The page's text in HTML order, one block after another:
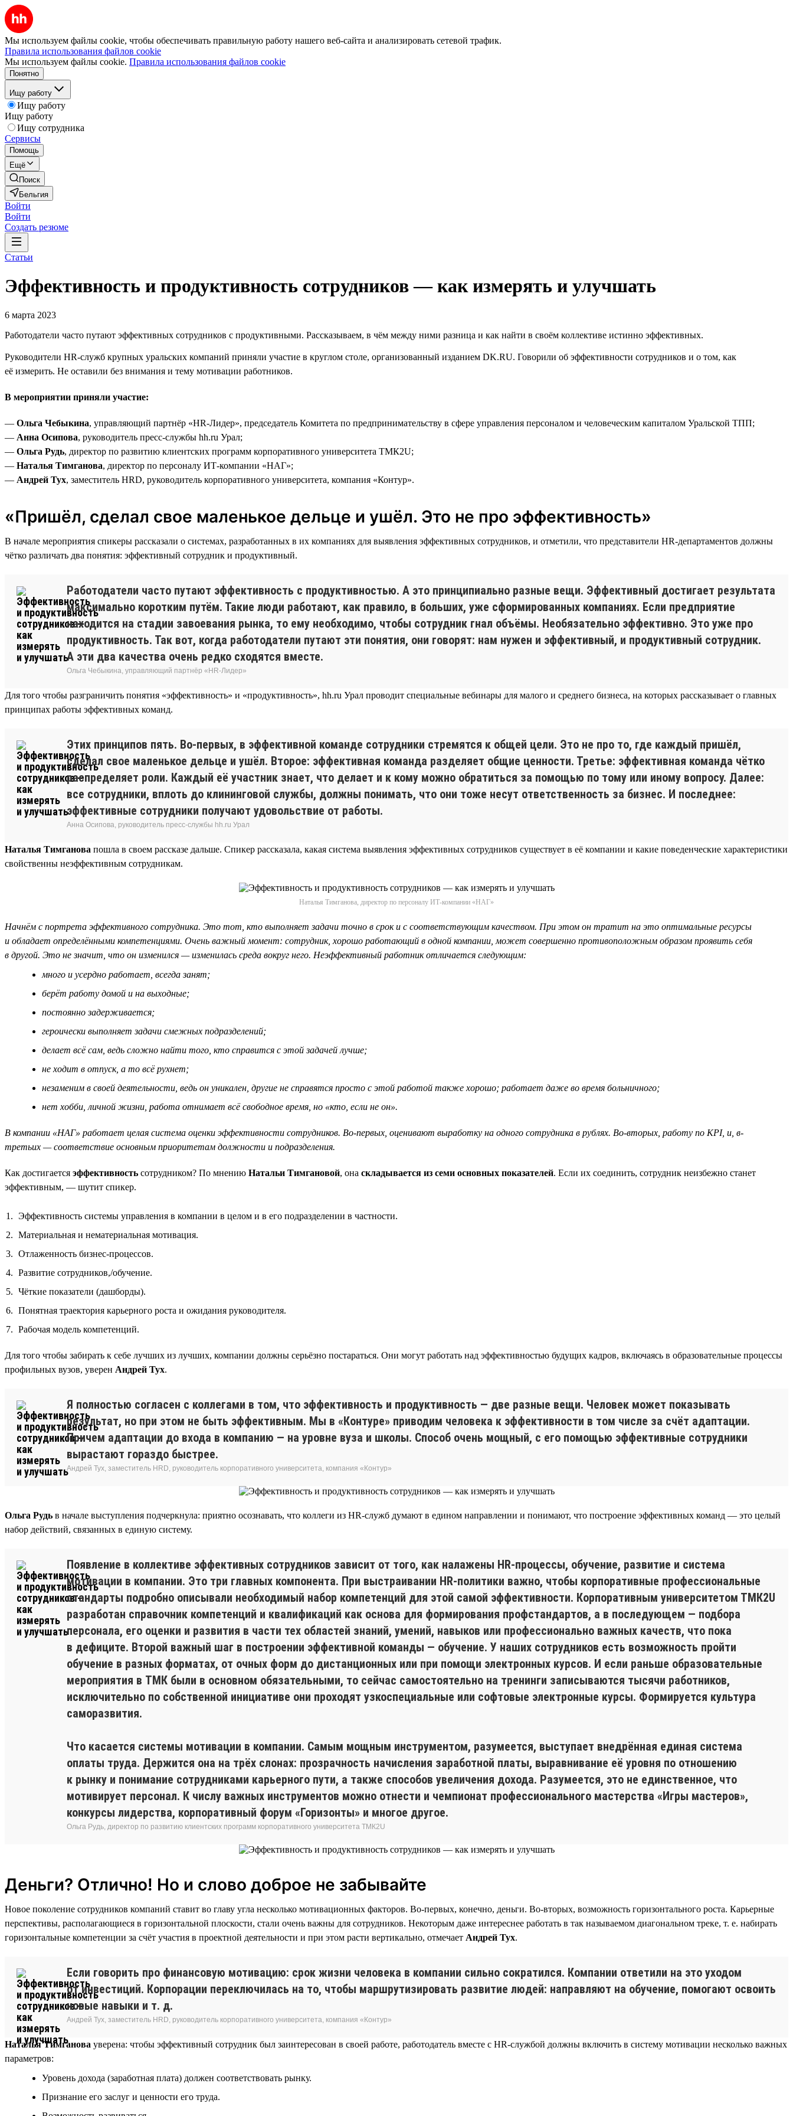
Мы используем файлы cookie, чтобы обеспечивать правильную работу нашего веб-сайта и анализировать сетевой трафик.
Правила использования файлов cookie
Мы используем файлы cookie. Правила использования файлов cookie
Понятно
Ищу работу
Ищу работу
Ищу работу
Ищу сотрудника
Сервисы
Помощь
Ещё
Поиск
Бельгия
Войти
Войти
Создать резюме
Статьи
Эффективность и продуктивность сотрудников — как измерять и улучшать
6 марта 2023
Работодатели часто путают эффективных сотрудников с продуктивными. Рассказываем, в чём между ними разница и как найти в своём коллективе истинно эффективных.
Руководители HR-служб крупных уральских компаний приняли участие в круглом столе, организованный изданием DK.RU. Говорили об эффективности сотрудников и о том, как
её измерить. Не оставили без внимания и тему мотивации работников.
В мероприятии приняли участие:
— Ольга Чебыкина, управляющий партнёр «HR-Лидер», председатель Комитета по предпринимательству в сфере управления персоналом и человеческим капиталом Уральской ТПП;
— Анна Осипова, руководитель пресс-службы hh.ru Урал;
— Ольга Рудь, директор по развитию клиентских программ корпоративного университета ТМК2U;
— Наталья Тимганова, директор по персоналу ИТ-компании «НАГ»;
— Андрей Тух, заместитель HRD, руководитель корпоративного университета, компания «Контур».
«Пришёл, сделал свое маленькое дельце и ушёл. Это не про эффективность»
В начале мероприятия спикеры рассказали о системах, разработанных в их компаниях для выявления эффективных сотрудников, и отметили, что представители HR-департаментов должны
чётко различать два понятия: эффективный сотрудник и продуктивный.
Работодатели часто путают эффективность с продуктивностью. А это принципиально разные вещи. Эффективный достигает результата
максимально коротким путём. Такие люди работают, как правило, в больших, уже сформированных компаниях. Если предприятие
находится на стадии завоевания рынка, то ему необходимо, чтобы сотрудник гнал объёмы. Необязательно эффективно. Это уже про
продуктивность. Так вот, когда работодатели путают эти понятия, они говорят: нам нужен и эффективный, и продуктивный сотрудник.
А эти два качества очень редко сходятся вместе.
Ольга Чебыкина, управляющий партнёр «HR-Лидер»
Для того чтобы разграничить понятия «эффективность» и «продуктивность», hh.ru Урал проводит специальные вебинары для малого и среднего бизнеса, на которых рассказывает о главных
принципах работы эффективных команд.
Этих принципов пять. Во-первых, в эффективной команде сотрудники стремятся к общей цели. Это не про то, где каждый пришёл,
сделал свое маленькое дельце и ушёл. Второе: эффективная команда разделяет общие ценности. Третье: эффективная команда чётко
распределяет роли. Каждый её участник знает, что делает и к кому можно обратиться за помощью по тому или иному вопросу. Далее:
все сотрудники, вплоть до клининговой службы, должны понимать, что они тоже несут ответственность за бизнес. И последнее:
эффективные сотрудники получают удовольствие от работы.
Анна Осипова, руководитель пресс-службы hh.ru Урал
Наталья Тимганова пошла в своем рассказе дальше. Спикер рассказала, какая система выявления эффективных сотрудников существует в её компании и какие поведенческие характеристики
свойственны неэффективным сотрудникам.
Наталья Тимганова, директор по персоналу ИТ-компании «НАГ»
Начнём с портрета эффективного сотрудника. Это тот, кто выполняет задачи точно в срок и с соответствующим качеством. При этом он тратит на это оптимальные ресурсы
и обладает определёнными компетенциями. Очень важный момент: сотрудник, хорошо работающий в одной компании, может совершенно противоположным образом проявить себя
в другой. Это не значит, что он изменился — изменилась среда вокруг него. Неэффективный работник отличается следующим:
много и усердно работает, всегда занят;
берёт работу домой и на выходные;
постоянно задерживается;
героически выполняет задачи смежных подразделений;
делает всё сам, ведь сложно найти того, кто справится с этой задачей лучше;
не ходит в отпуск, а то всё рухнет;
незаменим в своей деятельности, ведь он уникален, другие не справятся просто с этой работой также хорошо; работает даже во время больничного;
нет хобби, личной жизни, работа отнимает всё свободное время, но «кто, если не он».
В компании «НАГ» работает целая система оценки эффективности сотрудников. Во-первых, оценивают выработку на одного сотрудника в рублях. Во-вторых, работу по KPI, и, в-
третьих — соответствие основным приоритетам должности и подразделения.
Как достигается эффективность сотрудником? По мнению Натальи Тимгановой, она складывается из семи основных показателей. Если их соединить, сотрудник неизбежно станет
эффективным, — шутит спикер.
Эффективность системы управления в компании в целом и в его подразделении в частности.
Материальная и нематериальная мотивация.
Отлаженность бизнес-процессов.
Развитие сотрудников,/обучение.
Чёткие показатели (дашборды).
Понятная траектория карьерного роста и ожидания руководителя.
Рабочая модель компетенций.
Для того чтобы забирать к себе лучших из лучших, компании должны серьёзно постараться. Они могут работать над эффективностью будущих кадров, включаясь в образовательные процессы
профильных вузов, уверен Андрей Тух.
Я полностью согласен с коллегами в том, что эффективность и продуктивность — две разные вещи. Человек может показывать
результат, но при этом не быть эффективным. Мы в «Контуре» приводим человека к эффективности в том числе за счёт адаптации.
Причем адаптации до входа в компанию — на уровне вуза и школы. Способ очень мощный, с его помощью эффективные сотрудники
вырастают гораздо быстрее.
Андрей Тух, заместитель HRD, руководитель корпоративного университета, компания «Контур»
Ольга Рудь в начале выступления подчеркнула: приятно осознавать, что коллеги из HR-служб думают в едином направлении и понимают, что построение эффективных команд — это целый
набор действий, связанных в единую систему.
Появление в коллективе эффективных сотрудников зависит от того, как налажены HR-процессы, обучение, развитие и система
мотивации в компании. Это три главных компонента. При выстраивании HR-политики важно, чтобы корпоративные профессиональные
стандарты подробно описывали необходимый набор компетенций для этой самой эффективности. Корпоративным университетом ТМК2U
разработан справочник компетенций и квалификаций как основа для формирования профстандартов, а в последующем — подбора
персонала, его оценки и развития в части тех областей знаний, умений, навыков или профессионально важных качеств, что пока
в дефиците. Второй важный шаг в построении эффективной команды — обучение. У наших сотрудников есть возможность пройти
обучение в разных форматах, от очных форм до дистанционных или при помощи электронных курсов. И если раньше образовательные
мероприятия в ТМК были в основном обязательными, то сейчас самостоятельно на тренинги записываются тысячи работников,
исключительно по собственной инициативе они проходят узкоспециальные или софтовые электронные курсы. Формируется культура
саморазвития.
Что касается системы мотивации в компании. Самым мощным инструментом, разумеется, выступает внедрённая единая система
оплаты труда. Держится она на трёх слонах: прозрачность начисления заработной платы, выравнивание её уровня по отношению
к рынку и понимание сотрудниками карьерного пути, а также способов увеличения дохода. Разумеется, это не единственное, что
мотивирует персонал. К числу важных инструментов можно отнести и чемпионат профессионального мастерства «Игры мастеров»,
конкурсы лидерства, корпоративный форум «Горизонты» и многое другое.
Ольга Рудь, директор по развитию клиентских программ корпоративного университета ТМК2U
Деньги? Отлично! Но и слово доброе не забывайте
Новое поколение сотрудников компаний ставит во главу угла несколько мотивационных факторов. Во-первых, конечно, деньги. Во-вторых, возможность горизонтального роста. Карьерные
перспективы, располагающиеся в горизонтальной плоскости, стали очень важны для сотрудников. Некоторым даже интереснее работать в так называемом диагональном треке, т. е. набирать
горизонтальные компетенции за счёт участия в проектной деятельности и при этом расти вертикально, отмечает Андрей Тух.
Если говорить про финансовую мотивацию: срок жизни человека в компании сильно сократился. Компании ответили на это уходом
от инвестиций. Корпорации переключилась на то, чтобы маршрутизировать развитие людей: направляют на обучение, помогают освоить
новые навыки и т. д.
Андрей Тух, заместитель HRD, руководитель корпоративного университета, компания «Контур»
Наталья Тимганова уверена: чтобы эффективный сотрудник был заинтересован в своей работе, работодатель вместе с HR-службой должны включить в систему мотивации несколько важных
параметров:
Уровень дохода (заработная плата) должен соответствовать рынку.
Признание его заслуг и ценности его труда.